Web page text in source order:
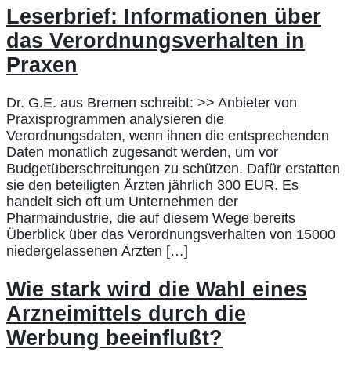
Leserbrief: Informationen über
das Verordnungsverhalten in
Praxen
Dr. G.E. aus Bremen schreibt: >> Anbieter von
Praxisprogrammen analysieren die
Verordnungsdaten, wenn ihnen die entsprechenden
Daten monatlich zugesandt werden, um vor
Budgetüberschreitungen zu schützen. Dafür erstatten
sie den beteiligten Ärzten jährlich 300 EUR. Es
handelt sich oft um Unternehmen der
Pharmaindustrie, die auf diesem Wege bereits
Überblick über das Verordnungsverhalten von 15000
niedergelassenen Ärzten […]
Wie stark wird die Wahl eines
Arzneimittels durch die
Werbung beeinflußt?